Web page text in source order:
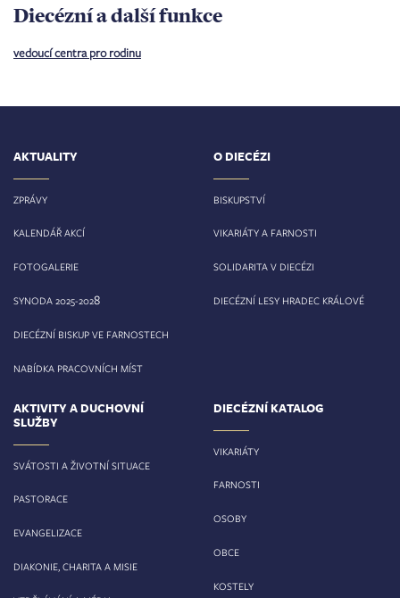
Diecézní a další funkce
vedoucí centra pro rodinu
AKTUALITY
ZPRÁVY
KALENDÁŘ AKCÍ
FOTOGALERIE
SYNODA 2025-2028
DIECÉZNÍ BISKUP VE FARNOSTECH
NABÍDKA PRACOVNÍCH MÍST
O DIECÉZI
BISKUPSTVÍ
VIKARIÁTY A FARNOSTI
SOLIDARITA V DIECÉZI
DIECÉZNÍ LESY HRADEC KRÁLOVÉ
AKTIVITY A DUCHOVNÍ
SLUŽBY
SVÁTOSTI A ŽIVOTNÍ SITUACE
PASTORACE
EVANGELIZACE
DIAKONIE, CHARITA A MISIE
DIECÉZNÍ KATALOG
VIKARIÁTY
FARNOSTI
OSOBY
OBCE
KOSTELY